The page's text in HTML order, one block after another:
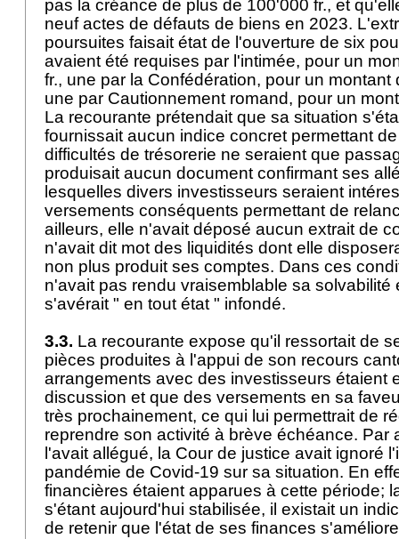
pas la créance de plus de 100'000 fr., et
neuf actes de défauts de biens en 2023.
poursuites faisait état de l'ouverture de six
avaient été requises par l'intimée, pour un
fr., une par la Confédération, pour un montant
une par Cautionnement romand, pour un
La recourante prétendait que sa situation
fournissait aucun indice concret permettant
difficultés de trésorerie ne seraient que
produisait aucun document confirmant ses
lesquelles divers investisseurs seraient
versements conséquents permettant de
ailleurs, elle n'avait déposé aucun extrait de
n'avait dit mot des liquidités dont elle
non plus produit ses comptes. Dans ces
n'avait pas rendu vraisemblable sa solvabilité
s'avérait " en tout état " infondé.
3.3. La recourante expose qu'il ressortait de
pièces produites à l'appui de son recours
arrangements avec des investisseurs étaient
discussion et que des versements en sa
très prochainement, ce qui lui permettrait de
reprendre son activité à brève échéance. Par
l'avait allégué, la Cour de justice avait ignoré
pandémie de Covid-19 sur sa situation. En
financières étaient apparues à cette période;
s'étant aujourd'hui stabilisée, il existait un
de retenir que l'état de ses finances